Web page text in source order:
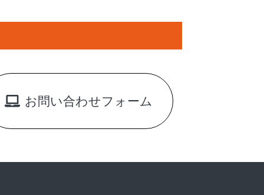
お問い合わせフォーム